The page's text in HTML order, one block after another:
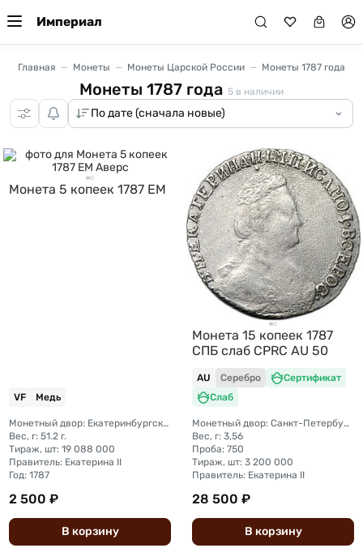
Империал
Главная Монеты Монеты Царской России Монеты 1787 года
Монеты 1787 года 5 в наличии
Монета 5 копеек 1787 ЕМ
VF Медь
Монетный двор: Екатеринбургский монетный двор
Вес, г: 51.2 г.
Тираж, шт: 19 088 000
Правитель: Екатерина II
Год: 1787
2 500 ₽
В корзину
Монета 15 копеек 1787
СПБ слаб CPRC AU 50
AU Серебро
Сертификат
Слаб
Монетный двор: Санкт-Петербургский монетный двор
Вес, г: 3,56
Проба: 750
Тираж, шт: 3 200 000
Правитель: Екатерина II
28 500 ₽
В корзину